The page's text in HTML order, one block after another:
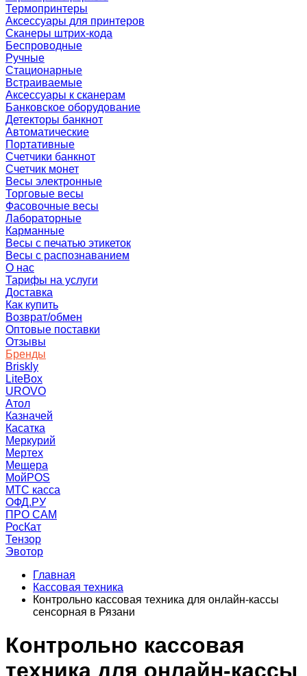
Термопринтеры
Аксессуары для принтеров
Сканеры штрих-кода
Беспроводные
Ручные
Стационарные
Встраиваемые
Аксессуары к сканерам
Банковское оборудование
Детекторы банкнот
Автоматические
Портативные
Счетчики банкнот
Счетчик монет
Весы электронные
Торговые весы
Фасовочные весы
Лабораторные
Карманные
Весы с печатью этикеток
Весы с распознаванием
О нас
Тарифы на услуги
Доставка
Как купить
Возврат/обмен
Оптовые поставки
Отзывы
Бренды
Briskly
LiteBox
UROVO
Атол
Казначей
Касатка
Меркурий
Мертех
Мещера
МойPOS
МТС касса
ОФД.РУ
ПРО САМ
РосКат
Тензор
Эвотор
Главная
Кассовая техника
Контрольно кассовая техника для онлайн-кассы
сенсорная в Рязани
Контрольно кассовая
техника для онлайн-кассы